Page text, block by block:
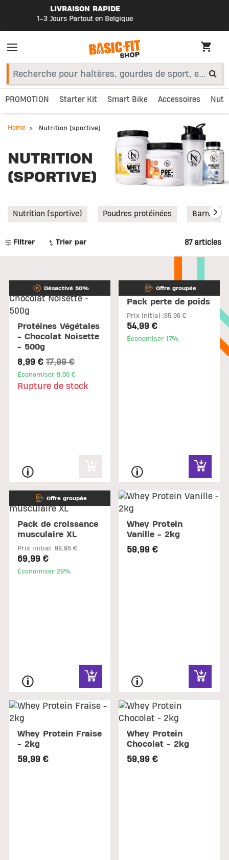
BOUTIQUE EN LIGNE OFFICIELLE
par Basic-Fit
PROMOTION Starter Kit Smart Bike Accessoires
Home Nutrition (sportive)
NUTRITION
(SPORTIVE)
Nutrition (sportive) Poudres protéinées Barres
Filtrer Trier par 87 articles
Désactivé 50%
Protéines Végétales
- Chocolat Noisette
- 500g
8,99 € Price reduced from
17,99 €to
Économiser 9,00 €
Rupture de stock
Offre groupée
Pack perte de poids
54,99 €
Prix initial :65,96 €
Économiser 17%
Offre groupée
Pack de croissance
musculaire XL
69,99 €
Prix initial :98,95 €
Économiser 29%
Whey Protein
Vanille - 2kg
59,99 €
Whey Protein Fraise
- 2kg
59,99 €
Whey Protein
Chocolat - 2kg
59,99 €